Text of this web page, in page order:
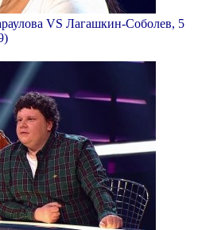
VS Лагашкин-Соболев, 5